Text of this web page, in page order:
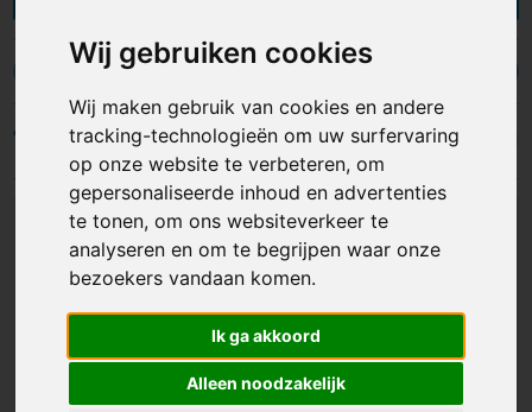
Wij gebruiken cookies
Wij maken gebruik van cookies en andere
tracking-technologieën om uw surfervaring
op onze website te verbeteren, om
gepersonaliseerde inhoud en advertenties
te tonen, om ons websiteverkeer te
analyseren en om te begrijpen waar onze
bezoekers vandaan komen.
Ik ga akkoord
Alleen noodzakelijk
zakmessen met handgreep van natuurlijk
materiaal, zakmessen van bekende merken en
multifunctionele zakmessen met extra functies.
Je kunt de zakmessen laten bedrukken of
graveren met een logo, bedrijfsnaam of ander
ontwerp opdruk. Of je nu een avonturier bent
die graag kampeert of iemand die dagelijks kleine
klusjes moet opknappen, bedrukte zakmessen
zijn een onmisbaar hulpmiddel en daarom een
perfect geschenk om weg te geven!
Victorinox zakmessen
Filters